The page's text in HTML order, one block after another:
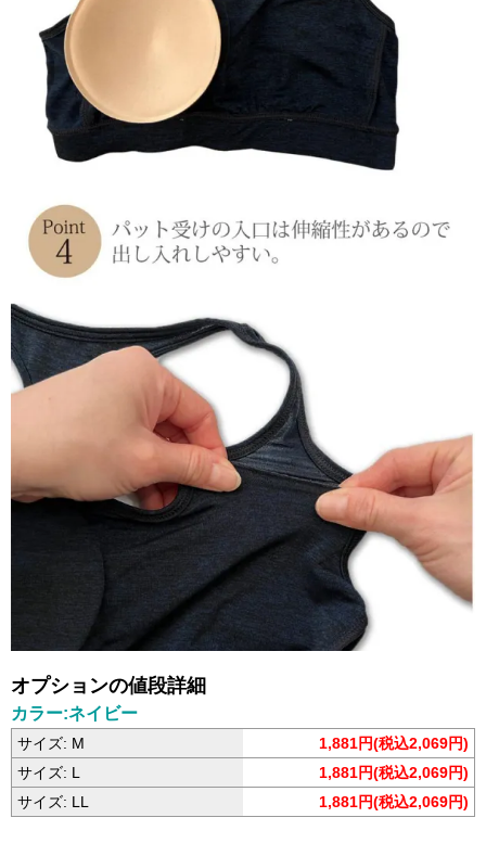
オプションの値段詳細
カラー:ネイビー
サイズ: M
1,881円(税込2,069円)
サイズ: L
1,881円(税込2,069円)
サイズ: LL
1,881円(税込2,069円)